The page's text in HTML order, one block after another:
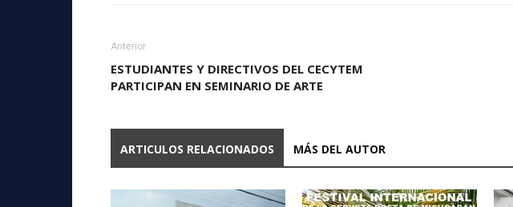
Anterior
ESTUDIANTES Y DIRECTIVOS DEL CECYTEM
PARTICIPAN EN SEMINARIO DE ARTE
ARTICULOS RELACIONADOS MÁS DEL AUTOR